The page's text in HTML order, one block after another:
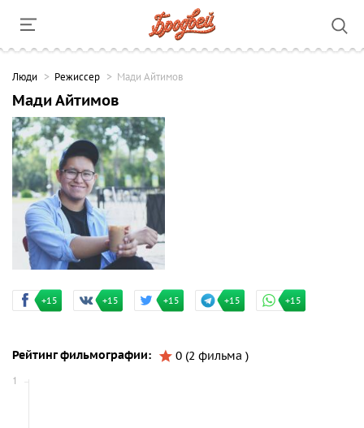
Люди Режиссер Мади Айтимов
Мади Айтимов
+15 +15 +15 +15 +15
Рейтинг фильмографии: 0 (2 фильма )